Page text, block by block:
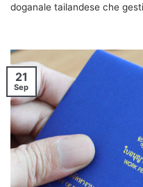
doganale tailandese che
21
Sep